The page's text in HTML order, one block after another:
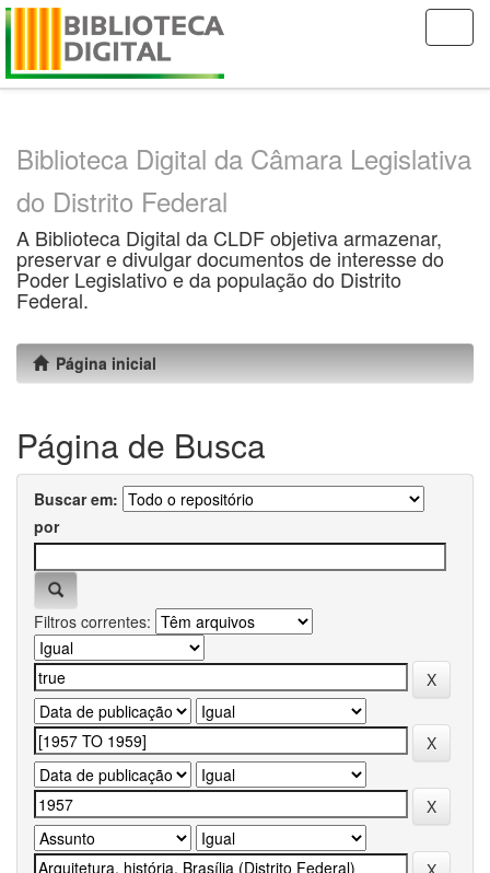
Skip
Biblioteca Digital da Câmara Legislativa
do Distrito Federal
A Biblioteca Digital da CLDF objetiva armazenar,
preservar e divulgar documentos de interesse do
Poder Legislativo e da população do Distrito
Federal.
Página inicial
Página de Busca
Buscar em:
por
Filtros correntes: